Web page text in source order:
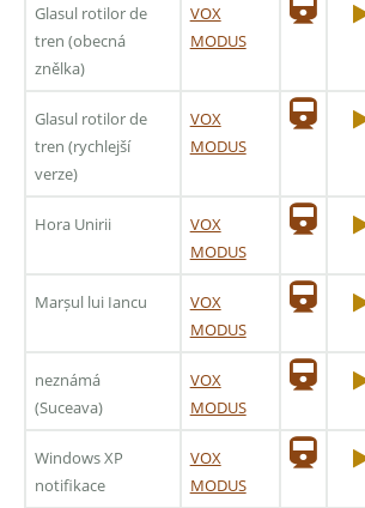
Glasul rotilor de
tren (obecná
znělka)
VOX
MODUS
Glasul rotilor de
tren (rychlejší
verze)
VOX
MODUS
Hora Unirii
VOX
MODUS
Marșul lui Iancu
VOX
MODUS
neznámá
(Suceava)
VOX
MODUS
Windows XP
notifikace
VOX
MODUS